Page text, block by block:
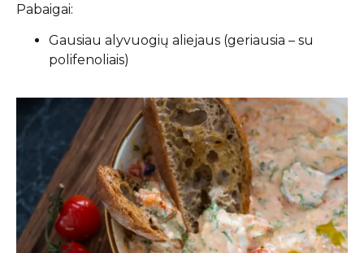
Pabaigai:
Gausiau alyvuogių aliejaus (geriausia – su
polifenoliais)